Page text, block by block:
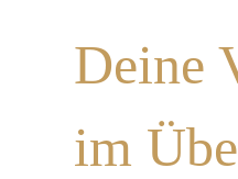
Deine
im